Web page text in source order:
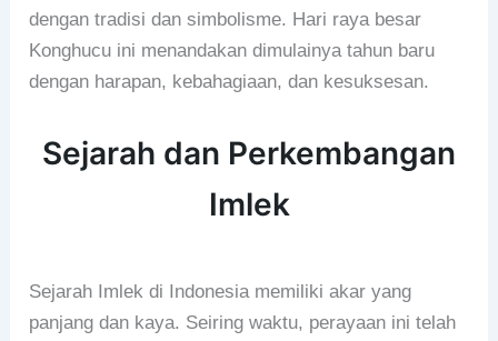
dengan tradisi dan simbolisme. Hari raya besar
Konghucu ini menandakan dimulainya tahun baru
dengan harapan, kebahagiaan, dan kesuksesan.
Sejarah dan Perkembangan
Imlek
Sejarah Imlek di Indonesia memiliki akar yang
panjang dan kaya. Seiring waktu, perayaan ini telah